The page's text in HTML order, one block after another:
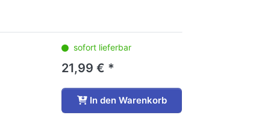
sofort lieferbar
21,99 € *
In den Warenkorb